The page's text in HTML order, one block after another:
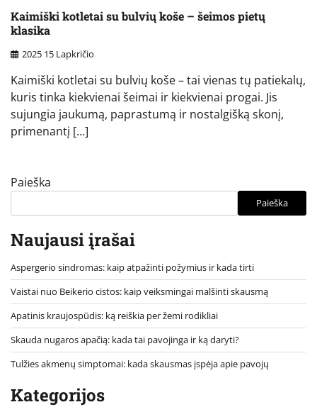
Kaimiški kotletai su bulvių koše – šeimos pietų
klasika
2025 15 Lapkričio
Kaimiški kotletai su bulvių koše – tai vienas tų patiekalų,
kuris tinka kiekvienai šeimai ir kiekvienai progai. Jis
sujungia jaukumą, paprastumą ir nostalgišką skonį,
primenantį […]
Paieška
Paieška
Naujausi įrašai
Aspergerio sindromas: kaip atpažinti požymius ir kada tirti
Vaistai nuo Beikerio cistos: kaip veiksmingai malšinti skausmą
Apatinis kraujospūdis: ką reiškia per žemi rodikliai
Skauda nugaros apačią: kada tai pavojinga ir ką daryti?
Tulžies akmenų simptomai: kada skausmas įspėja apie pavojų
Kategorijos